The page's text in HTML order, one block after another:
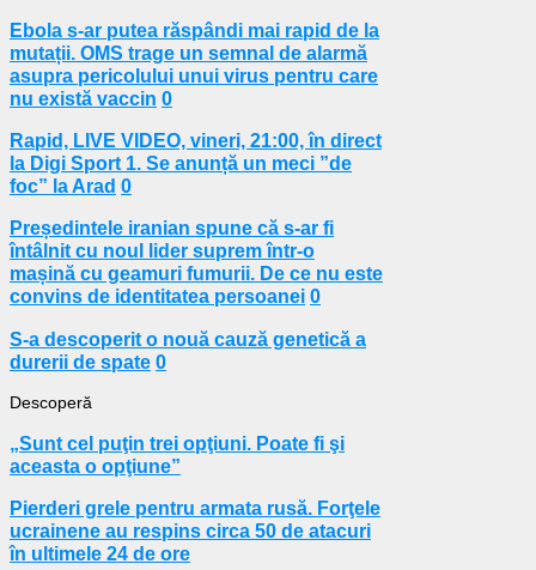
Ebola s-ar putea răspândi mai rapid de la
mutații. OMS trage un semnal de alarmă
asupra pericolului unui virus pentru care
nu există vaccin 0
Rapid, LIVE VIDEO, vineri, 21:00, în direct
la Digi Sport 1. Se anunță un meci ”de
foc” la Arad 0
Președintele iranian spune că s-ar fi
întâlnit cu noul lider suprem într-o
mașină cu geamuri fumurii. De ce nu este
convins de identitatea persoanei 0
S-a descoperit o nouă cauză genetică a
durerii de spate 0
Descoperă
„Sunt cel puţin trei opţiuni. Poate fi şi
aceasta o opţiune”
Pierderi grele pentru armata rusă. Forţele
ucrainene au respins circa 50 de atacuri
în ultimele 24 de ore